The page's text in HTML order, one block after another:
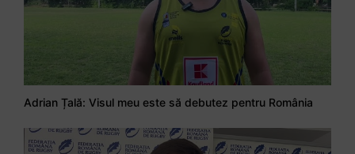
Adrian Țală: Visul meu este să debutez pentru România